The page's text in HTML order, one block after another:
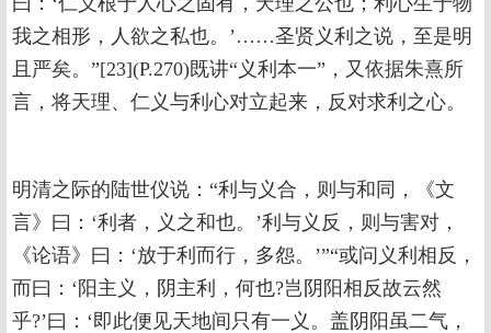
我之相形，人欲之私也。’……圣贤义利之说，至是明
且严矣。”[23](P.270)既讲“义利本一”，又依据朱熹所
言，将天理、仁义与利心对立起来，反对求利之心。
明清之际的陆世仪说：“利与义合，则与和同，《文
言》曰：‘利者，义之和也。’利与义反，则与害对，
《论语》曰：‘放于利而行，多怨。’”“或问义利相反，
而曰：‘阳主义，阴主利，何也?岂阴阳相反故云然
乎?’曰：‘即此便见天地间只有一义。盖阴阳虽二气，